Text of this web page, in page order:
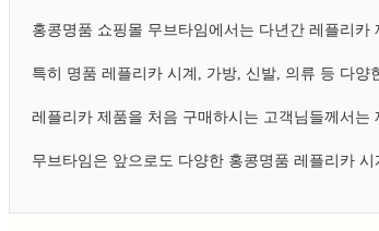
홍콩명품 쇼핑몰 무브타임에서는 다년간 레플리
특히 명품 레플리카 시계, 가방, 신발, 의류 등 다
레플리카 제품을 처음 구매하시는 고객님들께서
무브타임은 앞으로도 다양한 홍콩명품 레플리카